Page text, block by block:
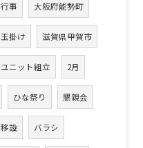
行事 大阪府能勢町
玉掛け 滋賀県甲賀市
ユニット組立 2月
ひな祭り 懇親会
移設 バラシ